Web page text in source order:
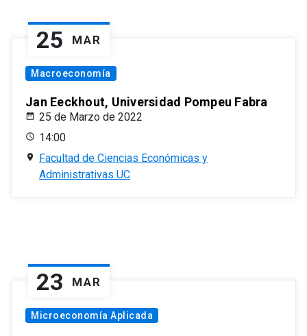
25 MAR
Macroeconomía
Jan Eeckhout, Universidad Pompeu Fabra
25 de Marzo de 2022
14:00
Facultad de Ciencias Económicas y
Administrativas UC
23 MAR
Microeconomía Aplicada